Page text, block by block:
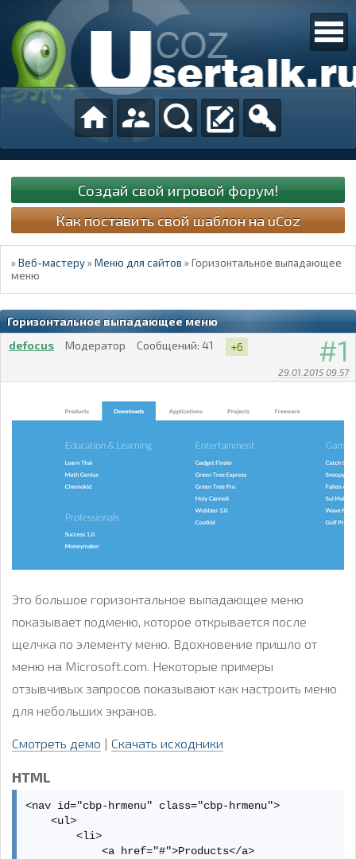
Создай свой игровой форум!
Как поставить свой шаблон на uCoz
»Веб-мастеру »Меню для сайтов »Горизонтальное выпадающее
меню
Горизонтальное выпадающее меню
1
29.01.2015 09:57
defocus Модератор Сообщений: 41 +6
Это большое горизонтальное выпадающее меню
показывает подменю, которое открывается после
щелчка по элементу меню. Вдохновение пришло от
меню на Microsoft.com. Некоторые примеры
отзывчивых запросов показывают как настроить меню
для небольших экранов.
Смотреть демо | Скачать исходники
HTML
<nav id="cbp-hrmenu" class="cbp-hrmenu">
    <ul>
        <li>
            <a href="#">Products</a>